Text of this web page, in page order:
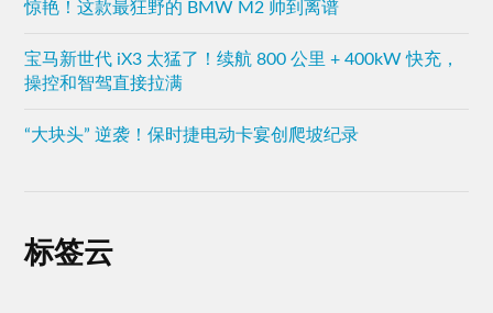
惊艳！这款最狂野的 BMW M2 帅到离谱
宝马新世代 iX3 太猛了！续航 800 公里 + 400kW 快充，
操控和智驾直接拉满
“大块头” 逆袭！保时捷电动卡宴创爬坡纪录
标签云